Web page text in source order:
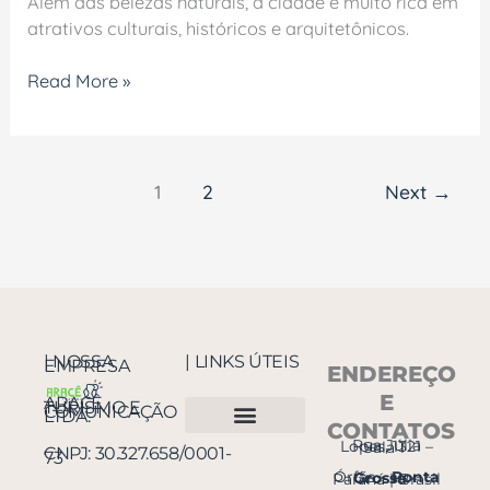
atrativos culturais, históricos e arquitetônicos.
Read More »
1 2 Next →
| NOSSA
EMPRESA
ARACÊ
TURISMO E
COMUNICAÇÃO
LTDA.
CNPJ: 30.327.658/0001-
73
| LINKS ÚTEIS
ENDEREÇO
E
CONTATOS
Rua Júlia Lopes, 1321 – Sala 1
Órfãs –
Ponta Grossa
– Paraná | Brasil